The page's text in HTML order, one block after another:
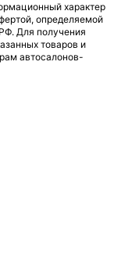
характер
определяемой
Для получения
товаров и
автосалонов-